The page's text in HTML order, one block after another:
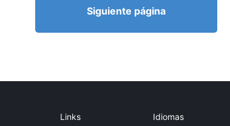
Siguiente página
Links Idiomas